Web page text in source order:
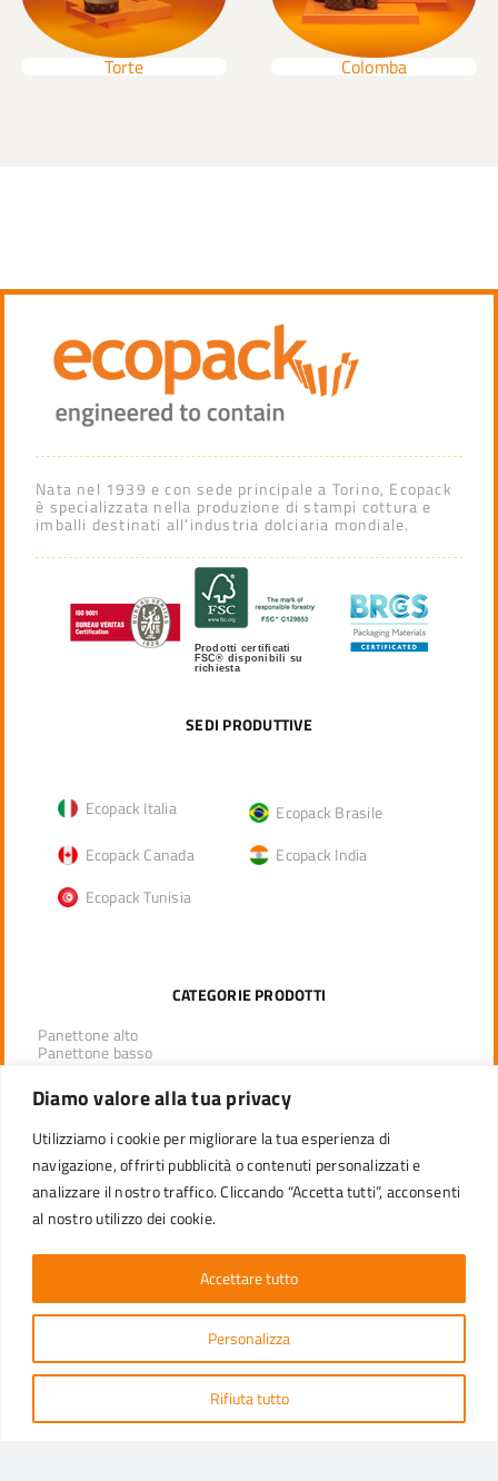
Diamo valore alla tua privacy
Utilizziamo i cookie per migliorare la tua esperienza di
navigazione, offrirti pubblicità o contenuti personalizzati e
analizzare il nostro traffico. Cliccando “Accetta tutti”, acconsenti
al nostro utilizzo dei cookie.
Personalizza
Rifiuta tutto
Accettare tutto
Torte Colomba
RICHIEDI INFO
Nata nel 1939 e con sede principale a Torino, Ecopack
è specializzata nella produzione di stampi cottura e
imballi destinati all’industria dolciaria mondiale.
Prodotti certificati
FSC® disponibili su
richiesta
SEDI PRODUTTIVE
Ecopack Italia
Ecopack Brasile
Ecopack Canada
Ecopack India
Ecopack Tunisia
CATEGORIE PRODOTTI
Panettone alto
Panettone basso
Stampi con bordo arrotolato
Torte
Pirottini linee automatiche
Muffin
Tulip
Lotus
Sistema teglia
Paper pan
STAMPI PER LINEE AUTOMATICHE
LINEA PROFESSIONAL PER DISTRIBUTORI